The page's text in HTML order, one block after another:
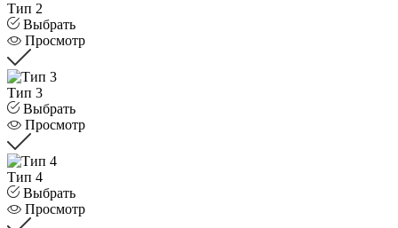
Тип 2
Выбрать
Просмотр
Тип 3
Выбрать
Просмотр
Тип 4
Выбрать
Просмотр